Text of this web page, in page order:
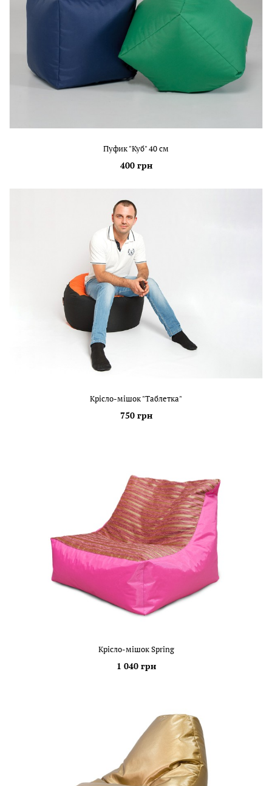
Пуфик "Куб" 40 см
400 грн
Крісло-мішок "Таблетка"
750 грн
Крісло-мішок Spring
1 040 грн